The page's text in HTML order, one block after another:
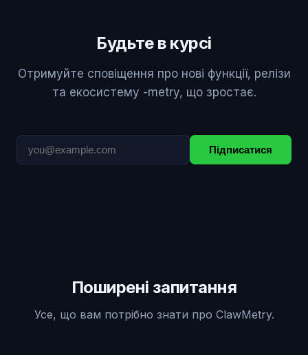
Будьте в курсі
Отримуйте сповіщення про нові функції, релізи
та екосистему -metry, що зростає.
Підписатися
Поширені запитання
Усе, що вам потрібно знати про ClawMetry.